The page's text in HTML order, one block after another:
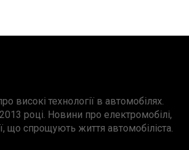
високі технології в автомобілях.
році. Новини про електромобілі,
що спрощують життя автомобіліста.